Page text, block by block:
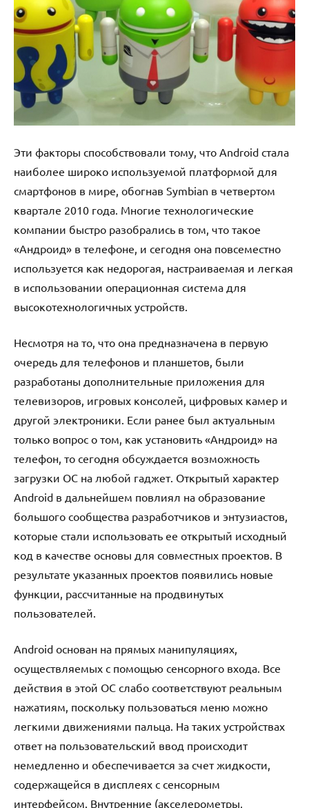
Эти факторы способствовали тому, что Android стала
наиболее широко используемой платформой для
смартфонов в мире, обогнав Symbian в четвертом
квартале 2010 года. Многие технологические
компании быстро разобрались в том, что такое
«Андроид» в телефоне, и сегодня она повсеместно
используется как недорогая, настраиваемая и легкая
в использовании операционная система для
высокотехнологичных устройств.
Несмотря на то, что она предназначена в первую
очередь для телефонов и планшетов, были
разработаны дополнительные приложения для
телевизоров, игровых консолей, цифровых камер и
другой электроники. Если ранее был актуальным
только вопрос о том, как установить «Андроид» на
телефон, то сегодня обсуждается возможность
загрузки ОС на любой гаджет. Открытый характер
Android в дальнейшем повлиял на образование
большого сообщества разработчиков и энтузиастов,
которые стали использовать ее открытый исходный
код в качестве основы для совместных проектов. В
результате указанных проектов появились новые
функции, рассчитанные на продвинутых
пользователей.
Android основан на прямых манипуляциях,
осуществляемых с помощью сенсорного входа. Все
действия в этой ОС слабо соответствуют реальным
нажатиям, поскольку пользоваться меню можно
легкими движениями пальца. На таких устройствах
ответ на пользовательский ввод происходит
немедленно и обеспечивается за счет жидкости,
содержащейся в дисплеях с сенсорным
интерфейсом. Внутренние (акселерометры,